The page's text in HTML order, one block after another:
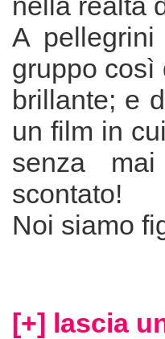
A
gruppo così
brillante; e
un film in
senza
scontato!
Noi siamo
[+] lascia